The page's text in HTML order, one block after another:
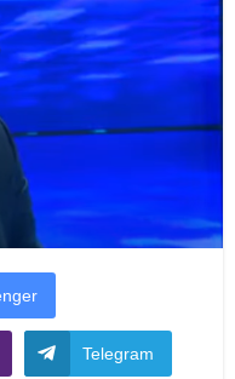
Telegram